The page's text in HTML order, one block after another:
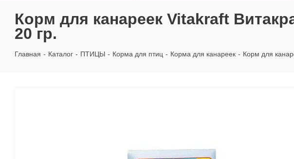
Корм для канареек Vitakraft
20 гр.
Главная - Каталог - ПТИЦЫ - Корма для птиц - Корма для канареек - Корм для